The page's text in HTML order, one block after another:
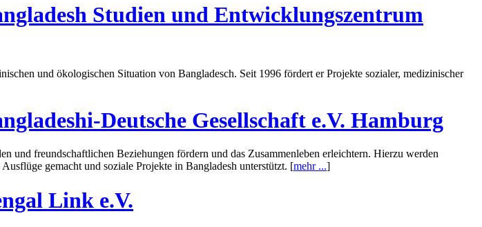
Studien und Entwicklungszentrum
und ökologischen Situation von Bangladesch. Seit 1996 fördert er Projekte sozialer, medizinischer
Deutsche Gesellschaft e.V. Hamburg
freundschaftlichen Beziehungen fördern und das Zusammenleben erleichtern. Hierzu werden
gemacht und soziale Projekte in Bangladesh unterstützt. [mehr ...]
Link e.V.